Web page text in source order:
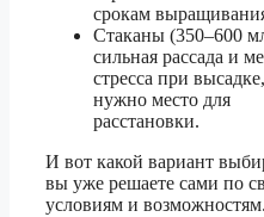
срокам
Стаканы (350–600
сильная рассада и
стресса при
нужно место для
расстановки.
И вот какой вариант
вы уже решаете сами по
условиям и возможностям.